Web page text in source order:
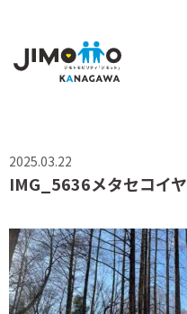
2025.03.22
IMG_5636メタセコイヤ